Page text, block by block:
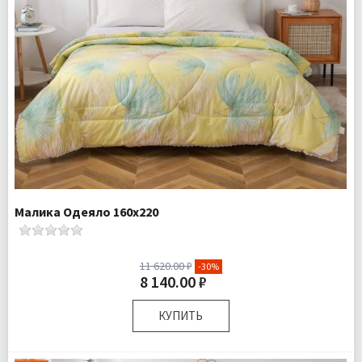
Малика Одеяло 160х220
11 620.00 ₽ -30%
8 140.00 ₽
КУПИТЬ